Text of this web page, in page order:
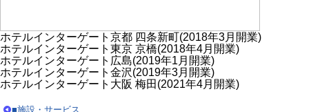
ホテルインターゲート京都 四条新町(2018年3月開業)
ホテルインターゲート東京 京橋(2018年4月開業)
ホテルインターゲート広島(2019年1月開業)
ホテルインターゲート金沢(2019年3月開業)
ホテルインターゲート大阪 梅田(2021年4月開業)
■施設・サービス